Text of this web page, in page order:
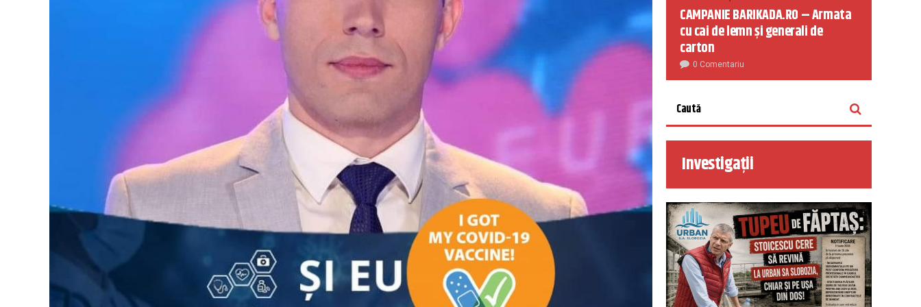
CAMPANIE BARIKADA.RO – Armata
cu cai de lemn și generali de
carton
0 Comentariu
Investigații